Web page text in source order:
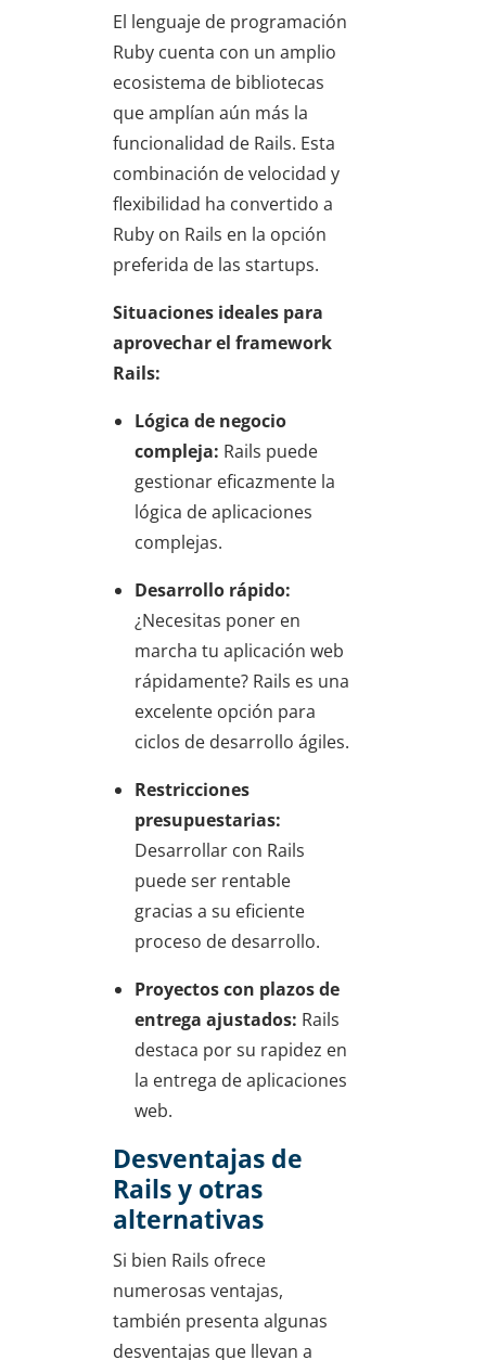
El lenguaje de programación
Ruby cuenta con un amplio
ecosistema de bibliotecas
que amplían aún más la
funcionalidad de Rails. Esta
combinación de velocidad y
flexibilidad ha convertido a
Ruby on Rails en la opción
preferida de las startups.
Situaciones ideales para
aprovechar el framework
Rails:
Lógica de negocio
compleja: Rails puede
gestionar eficazmente la
lógica de aplicaciones
complejas.
Desarrollo rápido:
¿Necesitas poner en
marcha tu aplicación web
rápidamente? Rails es una
excelente opción para
ciclos de desarrollo ágiles.
Restricciones
presupuestarias:
Desarrollar con Rails
puede ser rentable
gracias a su eficiente
proceso de desarrollo.
Proyectos con plazos de
entrega ajustados: Rails
destaca por su rapidez en
la entrega de aplicaciones
web.
Desventajas de
Rails y otras
alternativas
Si bien Rails ofrece
numerosas ventajas,
también presenta algunas
desventajas que llevan a